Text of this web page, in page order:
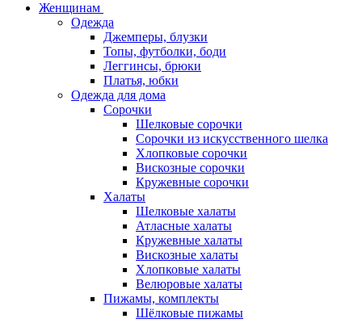
Женщинам
Одежда
Джемперы, блузки
Топы, футболки, боди
Леггинсы, брюки
Платья, юбки
Одежда для дома
Сорочки
Шелковые сорочки
Сорочки из искусственного шелка
Хлопковые сорочки
Вискозные сорочки
Кружевные сорочки
Халаты
Шелковые халаты
Атласные халаты
Кружевные халаты
Вискозные халаты
Хлопковые халаты
Велюровые халаты
Пижамы, комплекты
Шёлковые пижамы